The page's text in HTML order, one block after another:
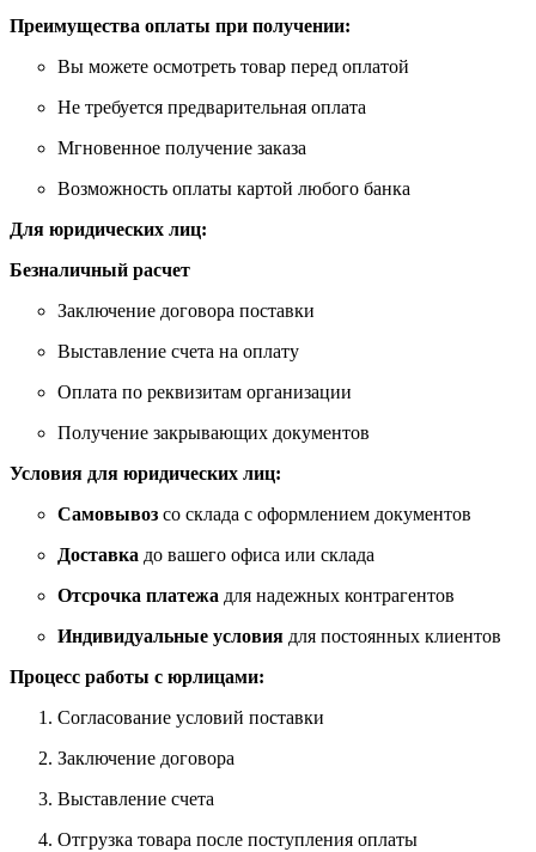
Преимущества оплаты при получении:
Вы можете осмотреть товар перед оплатой
Не требуется предварительная оплата
Мгновенное получение заказа
Возможность оплаты картой любого банка
Для юридических лиц:
Безналичный расчет
Заключение договора поставки
Выставление счета на оплату
Оплата по реквизитам организации
Получение закрывающих документов
Условия для юридических лиц:
Самовывоз со склада с оформлением документов
Доставка до вашего офиса или склада
Отсрочка платежа для надежных контрагентов
Индивидуальные условия для постоянных клиентов
Процесс работы с юрлицами:
Согласование условий поставки
Заключение договора
Выставление счета
Отгрузка товара после поступления оплаты